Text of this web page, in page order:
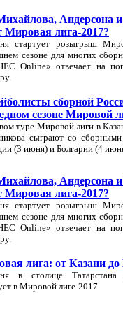
Андерсона
Мировая лига-2017?
стартует розыгрыш
сезоне для многих
Online» отвечает на
сборной
сезоне Мировой
туре Мировой лиги в
сыграют со
(3 июня) и Болгарии (4
Андерсона
Мировая лига-2017?
стартует розыгрыш
сезоне для многих
Online» отвечает на
лига: от Казани
в столице Татарстана
в Мировой лиге-2017